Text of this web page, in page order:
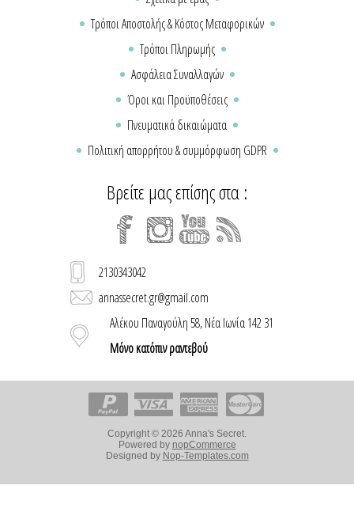
Τρόποι Αποστολής & Κόστος Μεταφορικών
Τρόποι Πληρωμής
Ασφάλεια Συναλλαγών
Όροι και Προϋποθέσεις
Πνευματικά δικαιώματα
Πολιτική απορρήτου & συμμόρφωση GDPR
Βρείτε μας επίσης στα :
2130343042
annassecret.gr@gmail.com
Αλέκου Παναγούλη 58, Νέα Ιωνία 142 31
Μόνο κατόπιν ραντεβού
Copyright © 2026 Anna's Secret.
Powered by nopCommerce
Designed by Nop-Templates.com